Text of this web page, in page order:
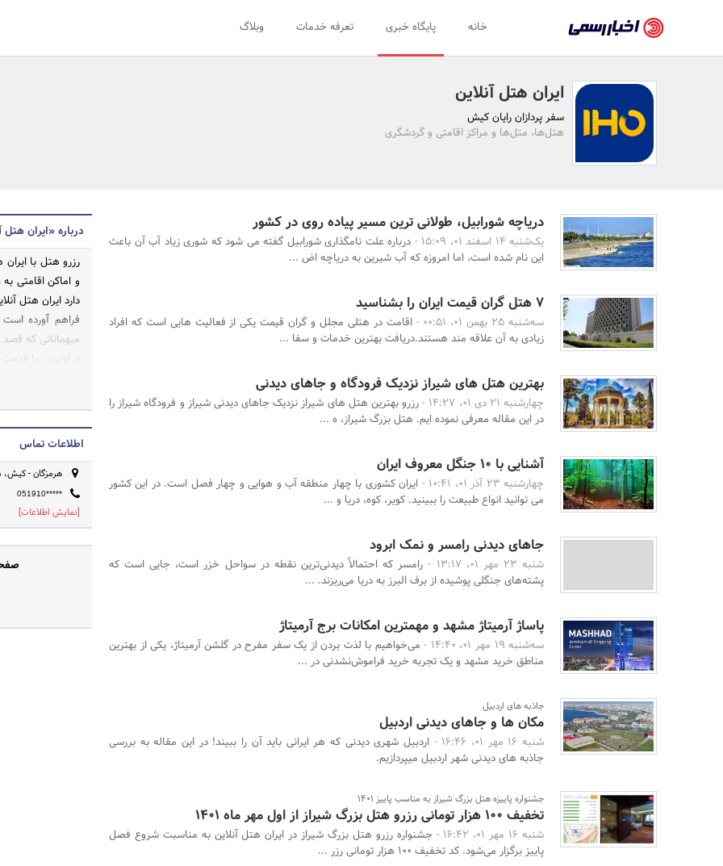
رسمی
-
اخبار
تایید
سازمان‌ها
و
روابط
عمومی‌ها
خانه پایگاه خبری تعرفه خدمات وبلاگ
ایران هتل آنلاین
سفر پردازان رایان کیش
هتل‌ها، متل‌ها و مراکز اقامتی و گردشگری
دریاچه شورابیل، طولانی ترین مسیر پیاده روی در کشور
یک‌شنبه 14 اسفند 01، 15:09 -
درباره علت نامگذاری شورابیل گفته می شود که شوری زیاد آب آن باعث
این نام شده است، اما امروزه که آب شیرین به دریاچه اض ...
7 هتل گران قیمت ایران را بشناسید
سه‌شنبه 25 بهمن 01، 00:51 -
اقامت در هتلی مجلل و گران قیمت یکی از فعالیت هایی است که افراد
زیادی به آن علاقه مند هستند.دریافت بهترین خدمات و سفا ...
بهترین هتل های شیراز نزدیک فرودگاه و جاهای دیدنی
چهارشنبه 21 دی 01، 14:27 -
رزرو بهترین هتل های شیراز نزدیک جاهای دیدنی شیراز و فرودگاه شیراز را
در این مقاله معرفی نموده ایم. هتل بزرگ شیراز، ه ...
آشنایی با 10 جنگل معروف ایران
چهارشنبه 23 آذر 01، 10:41 -
ایران کشوری با چهار منطقه آب و هوایی و چهار فصل است. در این کشور
می توانید انواع طبیعت را ببینید. کویر، کوه، دریا و ...
جاهای دیدنی رامسر و نمک ابرود
شنبه 23 مهر 01، 13:17 -
رامسر که احتمالاً دیدنی‌ترین نقطه در سواحل خزر است، جایی است که
پشته‌های جنگلی پوشیده از برف البرز به دریا می‌ریزند. ...
پاساژ آرمیتاژ مشهد و مهمترین امکانات برج آرمیتاژ
سه‌شنبه 19 مهر 01، 14:40 -
می‌خواهیم با لذت بردن از یک سفر مفرح در گلشن آرمیتاژ، یکی از بهترین
مناطق خرید مشهد و یک تجربه خرید فراموش‌نشدنی در ...
جاذبه های اردبیل
مکان ها و جاهای دیدنی اردبیل
شنبه 16 مهر 01، 16:46 -
اردبیل شهری دیدنی که هر ایرانی باید آن را ببیند! در این مقاله به بررسی
جاذبه های دیدنی شهر اردبیل میپردازیم.
جشنواره پاییزه هتل بزرگ شیراز به مناسب پاییز 1401
تخفیف 100 هزار تومانی رزرو هتل بزرگ شیراز از اول مهر ماه 1401
شنبه 16 مهر 01، 16:42 -
جشنواره رزرو هتل بزرگ شیراز در ایران هتل آنلاین به مناسبت شروع فصل
پاییز برگزار می‌شود. کد تخفیف 100 هزار تومانی رزر ...
درباره «ایران هتل
رزرو هتل با
و اماکن اقامتی
دارد ایران هتل
فراهم آورده
میهمانانی که قصد
به سبکی
دلپذیر هم از
خیالی راحت
گفت مهمترین
اطلاعات تماس
هرمزگان - کیش،
051910*****
[نمایش اطلاعات]